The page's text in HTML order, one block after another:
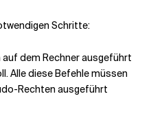
Schritte:
dem Rechner ausgeführt
Alle diese Befehle müssen
Rechten ausgeführt